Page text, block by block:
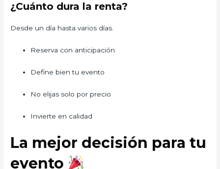
¿Cuánto dura la renta?
Desde un día hasta varios días.
Reserva con anticipación
Define bien tu evento
No elijas solo por precio
Invierte en calidad
La mejor decisión para tu
evento